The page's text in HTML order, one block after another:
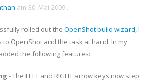
am 30. Mai 2009 .
rolled out the OpenShot build wizard, I
to OpenShot and the task at hand. In my
the following features:
- The LEFT and RIGHT arrow keys now step